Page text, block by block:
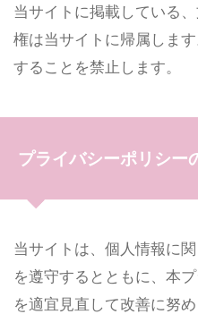
当サイトに掲載している
権は当サイトに帰属しま
することを禁止します。
プライバシーポリシー
当サイトは、個人情報に
を遵守するとともに、本
を適宜見直して改善に努め